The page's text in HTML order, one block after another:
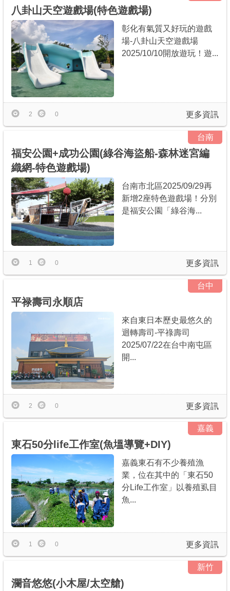
八卦山天空遊戲場(特色遊戲場)
彰化有氣質又好玩的遊戲
場-八卦山天空遊戲場
2025/10/10開放遊玩！遊...
更多資訊
2 0
台南
福安公園+成功公園(綠谷海盜船-森林迷宮編
織網-特色遊戲場)
台南市北區2025/09/29再
新增2座特色遊戲場！分別
是福安公園「綠谷海...
更多資訊
1 0
台中
平禄壽司永順店
來自東日本歷史最悠久的
迴轉壽司-平祿壽司
2025/07/22在台中南屯區
開...
更多資訊
2 0
嘉義
東石50分life工作室(魚塭導覽+DIY)
嘉義東石有不少養殖漁
業，位在其中的「東石50
分Life工作室」以養殖虱目
魚...
更多資訊
1 0
新竹
瀾音悠悠(小木屋/太空艙)